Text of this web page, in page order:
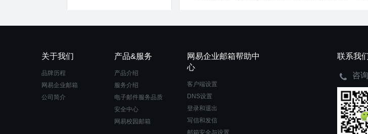
关于我们
品牌历程
网易企业邮箱
公司简介
产品&服务
产品介绍
服务介绍
电子邮件服务品质
安全中心
网易校园邮箱
网易企业邮箱帮助中
心
客户端设置
DNS设置
登录和退出
写信和发信
邮箱安全与设置
联系我
咨